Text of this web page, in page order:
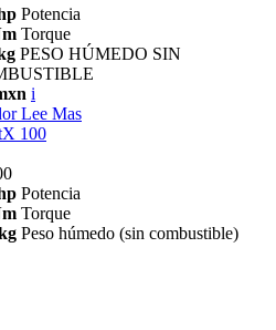
Potencia
Torque
PESO HÚMEDO SIN
i
Lee Mas
100
Potencia
Torque
Peso húmedo (sin combustible)